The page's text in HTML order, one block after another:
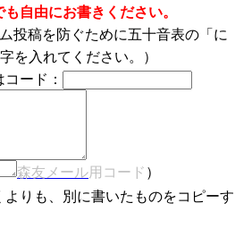
自由にお書きください。
ム投稿を防ぐために五十音表の「に
を入れてください。）
ード：
森友メール用コード）
りも、別に書いたものをコピーす